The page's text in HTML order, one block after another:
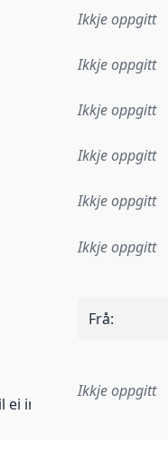
Ikkje oppgitt
Ikkje oppgitt
Ikkje oppgitt
Ikkje oppgitt
Ikkje oppgitt
Ikkje oppgitt
Frå:
ei
Ikkje oppgitt